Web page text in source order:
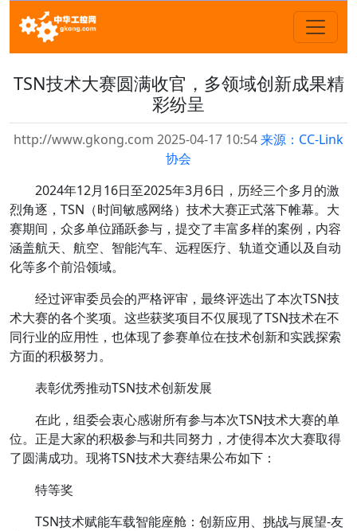
TSN技术大赛圆满收官，多领域创新成果精
彩纷呈
http://www.gkong.com 2025-04-17 10:54来源：CC-Link
协会
2024年12月16日至2025年3月6日，历经三个多月的激
烈角逐，TSN（时间敏感网络）技术大赛正式落下帷幕。大
赛期间，众多单位踊跃参与，提交了丰富多样的案例，内容
涵盖航天、航空、智能汽车、远程医疗、轨道交通以及自动
化等多个前沿领域。
经过评审委员会的严格评审，最终评选出了本次TSN技
术大赛的各个奖项。这些获奖项目不仅展现了TSN技术在不
同行业的应用性，也体现了参赛单位在技术创新和实践探索
方面的积极努力。
表彰优秀推动TSN技术创新发展
在此，组委会衷心感谢所有参与本次TSN技术大赛的单
位。正是大家的积极参与和共同努力，才使得本次大赛取得
了圆满成功。现将TSN技术大赛结果公布如下：
特等奖
TSN技术赋能车载智能座舱：创新应用、挑战与展望-友